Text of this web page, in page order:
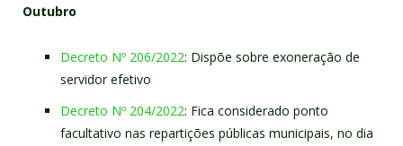
Outubro
Decreto Nº 206/2022: Dispõe sobre exoneração de
servidor efetivo
Decreto Nº 204/2022: Fica considerado ponto
facultativo nas repartições públicas municipais, no dia